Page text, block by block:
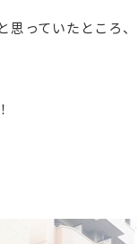
っていたところ、